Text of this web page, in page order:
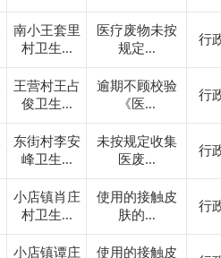
南小王套里
村卫生...
医疗废物未按
规定...
行
王营村王占
俊卫生...
逾期不顾校验
《医...
行
东街村李安
峰卫生...
未按规定收集
医废...
行
小店镇肖庄
村卫生...
使用的接触皮
肤的...
行
小店镇谭庄
使用的接触皮